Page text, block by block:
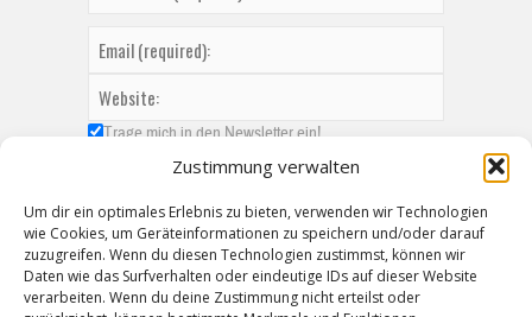
Zustimmung verwalten
Um dir ein optimales Erlebnis zu bieten, verwenden wir Technologien
wie Cookies, um Geräteinformationen zu speichern und/oder darauf
zuzugreifen. Wenn du diesen Technologien zustimmst, können wir
Daten wie das Surfverhalten oder eindeutige IDs auf dieser Website
verarbeiten. Wenn du deine Zustimmung nicht erteilst oder
Trage mich in den Newsletter ein!